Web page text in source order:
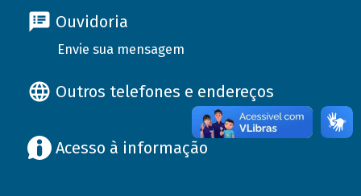
Ouvidoria
Envie sua mensagem
Outros telefones e endereços
Acesso à informação